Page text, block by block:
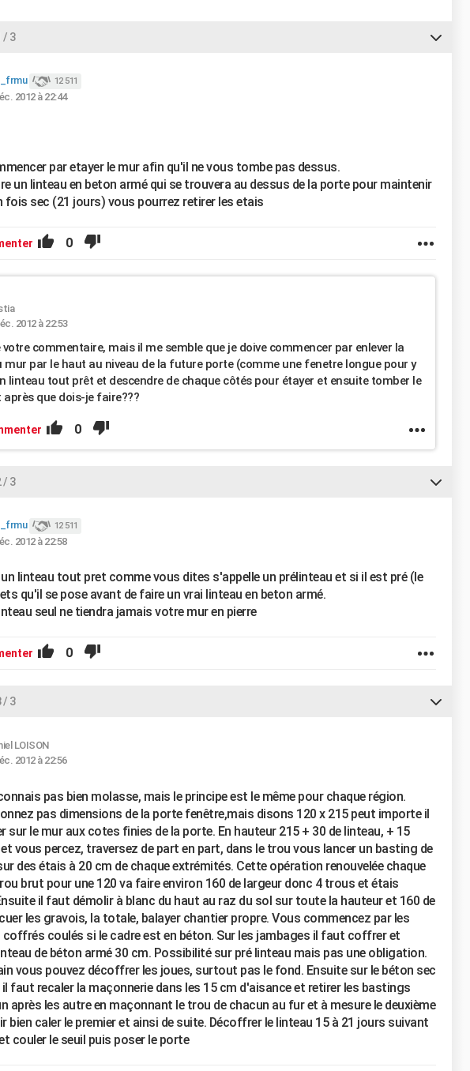
/ 3
12 511
2012 à 22:44
par etayer le mur afin qu'il ne vous tombe pas dessus.
un linteau en beton armé qui se trouvera au dessus de la porte pour maintenir
fois sec (21 jours) vous pourrez retirer les etais
0
2012 à 22:53
votre commentaire, mais il me semble que je doive commencer par enlever la
mur par le haut au niveau de la future porte (comme une fenetre longue pour y
linteau tout prêt et descendre de chaque côtés pour étayer et ensuite tomber le
après que dois-je faire???
0
/ 3
12 511
2012 à 22:58
linteau tout pret comme vous dites s'appelle un prélinteau et si il est pré (le
qu'il se pose avant de faire un vrai linteau en beton armé.
seul ne tiendra jamais votre mur en pierre
0
/ 3
LOISON
2012 à 22:56
pas bien molasse, mais le principe est le même pour chaque région.
pas dimensions de la porte fenêtre,mais disons 120 x 215 peut importe il
sur le mur aux cotes finies de la porte. En hauteur 215 + 30 de linteau, + 15
vous percez, traversez de part en part, dans le trou vous lancer un basting de
des étais à 20 cm de chaque extrémités. Cette opération renouvelée chaque
brut pour une 120 va faire environ 160 de largeur donc 4 trous et étais
il faut démolir à blanc du haut au raz du sol sur toute la hauteur et 160 de
les gravois, la totale, balayer chantier propre. Vous commencez par les
coffrés coulés si le cadre est en béton. Sur les jambages il faut coffrer et
de béton armé 30 cm. Possibilité sur pré linteau mais pas une obligation.
vous pouvez décoffrer les joues, surtout pas le fond. Ensuite sur le béton sec
faut recaler la maçonnerie dans les 15 cm d'aisance et retirer les bastings
après les autre en maçonnant le trou de chacun au fur et à mesure le deuxième
bien caler le premier et ainsi de suite. Décoffrer le linteau 15 à 21 jours suivant
couler le seuil puis poser le porte